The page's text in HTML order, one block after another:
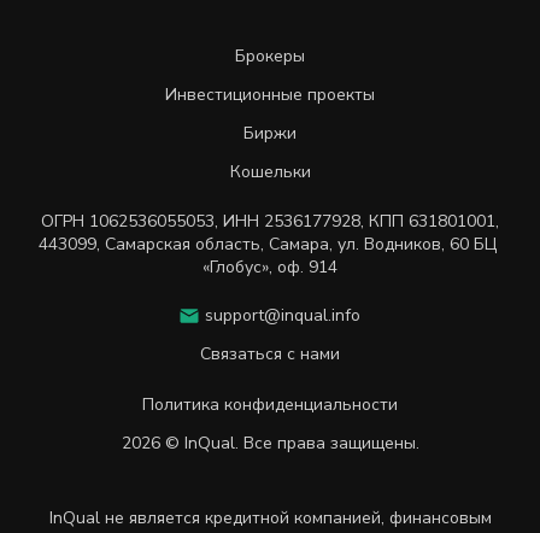
Брокеры
Инвестиционные проекты
Биржи
Кошельки
ОГРН 1062536055053, ИНН 2536177928, КПП 631801001,
443099, Самарская область, Самара, ул. Водников, 60 БЦ
«Глобус», оф. 914
support@inqual.info
Связаться с нами
Политика конфиденциальности
2026 © InQual. Все права защищены.
InQual не является кредитной компанией, финансовым